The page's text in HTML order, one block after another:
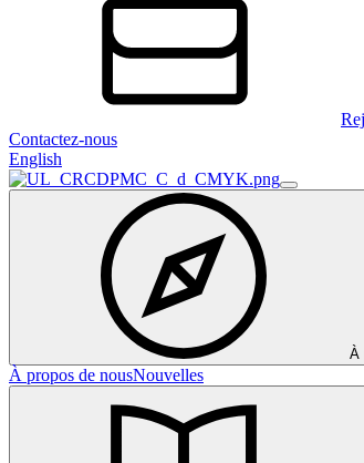
Contactez-nous
English
À
À propos de nousNouvelles